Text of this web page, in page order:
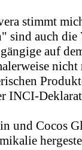
stimmt
sind auch die
auf
INCI-
und Cocos